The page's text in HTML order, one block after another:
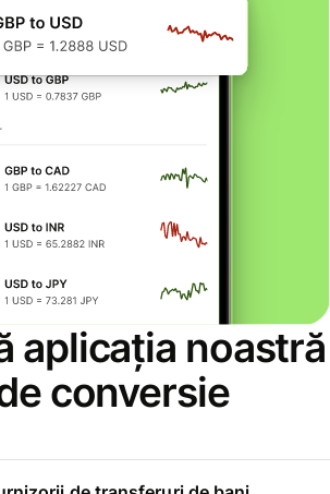
aplicația noastră
conversie